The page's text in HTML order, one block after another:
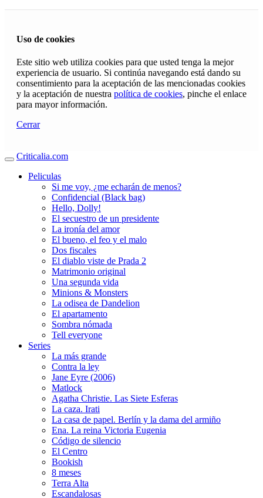
Uso de cookies
Este sitio web utiliza cookies para que usted tenga la mejor
experiencia de usuario. Si continúa navegando está dando su
consentimiento para la aceptación de las mencionadas cookies
y la aceptación de nuestra política de cookies, pinche el enlace
para mayor información.
Cerrar
Criticalia.com
Peliculas
Si me voy, ¿me echarán de menos?
Confidencial (Black bag)
Hello, Dolly!
El secuestro de un presidente
La ironía del amor
El bueno, el feo y el malo
Dos fiscales
El diablo viste de Prada 2
Matrimonio original
Una segunda vida
Minions & Monsters
La odisea de Dandelion
El apartamento
Sombra nómada
Tell everyone
Series
La más grande
Contra la ley
Jane Eyre (2006)
Matlock
Agatha Christie. Las Siete Esferas
La caza. Irati
La casa de papel. Berlín y la dama del armiño
Ena. La reina Victoria Eugenia
Código de silencio
El Centro
Bookish
8 meses
Terra Alta
Escandalosas